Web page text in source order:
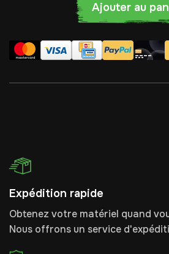
Ajouter au
Expédition rapide
Obtenez votre matériel quand
Nous offrons un service